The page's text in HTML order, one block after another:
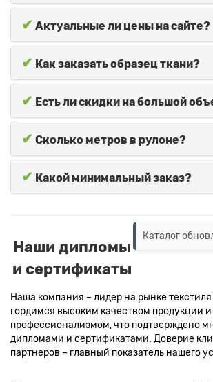
✔ Актуальные ли цены на сайте?
✔ Как заказать образец ткани?
✔ Есть ли скидки на большой
✔ Сколько метров в рулоне?
✔ Какой минимальный заказ?
Каталог
Наши дипломы
и сертификаты
Наша компания – лидер на рынке
гордимся высоким качеством продукции и
профессионализмом, что подтверждено
дипломами и сертификатами. Доверие
партнеров – главный показатель нашего